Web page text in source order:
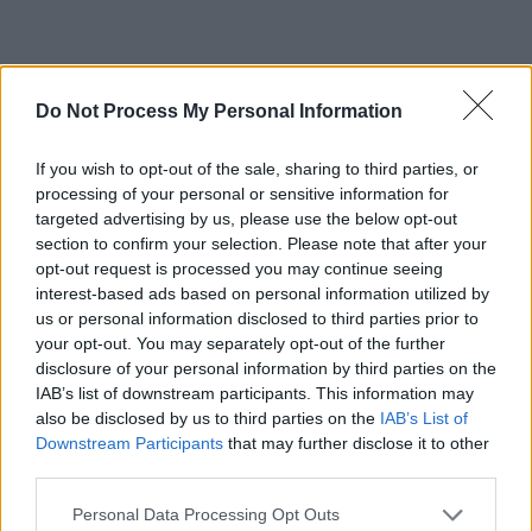
Do Not Process My Personal Information
If you wish to opt-out of the sale, sharing to third parties, or
processing of your personal or sensitive information for
targeted advertising by us, please use the below opt-out
section to confirm your selection. Please note that after your
opt-out request is processed you may continue seeing
interest-based ads based on personal information utilized by
us or personal information disclosed to third parties prior to
your opt-out. You may separately opt-out of the further
disclosure of your personal information by third parties on the
IAB’s list of downstream participants. This information may
also be disclosed by us to third parties on the IAB’s List of
Downstream Participants that may further disclose it to other
Personal Data Processing Opt Outs
*Povestea japonezo-
haitiană a lui Naomi
Osaka, învingătoarea
de la Australian Open.
La 23 de ani are deja
4 titluri de Grand
Slam